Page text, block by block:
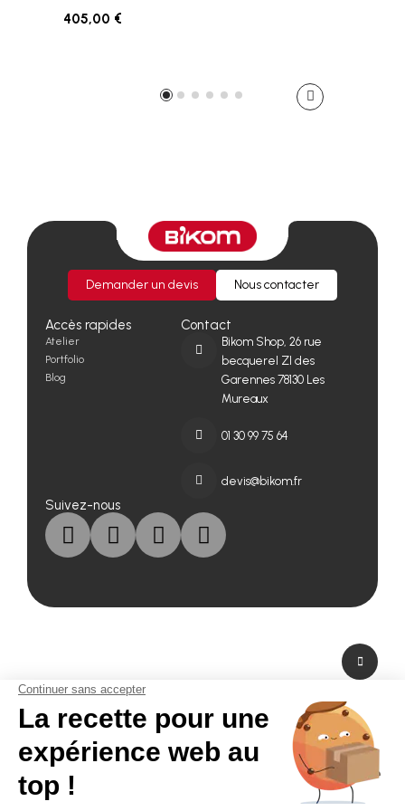
405,00 €
Demander un devis Nous contacter
Accès rapides
Atelier
Portfolio
Blog
Contact
Bikom Shop, 26 rue
becquerel ZI des
Garennes 78130 Les
Mureaux
01 30 99 75 64
devis@bikom.fr
Suivez-nous
A propos de nous
Fabricant de PLV en carton et fabricant de stand modulaire, Bikom est situé
dans les Yvelines en Ile-de-France. A peine à 20 mn de Paris La Défense,
Bikom peut fabriquer et livrer dans l'urgence. Proposant une large gamme
de produits et services, de la création graphique à la fabrication en passant